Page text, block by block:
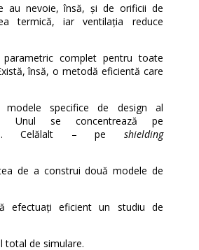
au nevoie, însă, și de orificii de
termică, iar ventilația reduce
parametric complet pentru toate
însă, o metodă eficientă care
specifice de design al
Unul se concentrează pe
Celălalt – pe shielding
de a construi două modele de
efectuați eficient un studiu de
total de simulare.